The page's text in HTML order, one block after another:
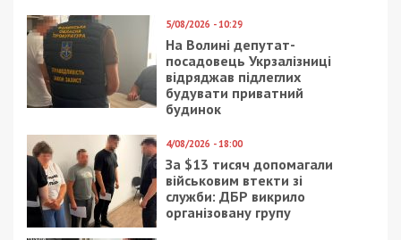
5/08/2026 - 10:29
На Волині депутат-
посадовець Укрзалізниці
відряджав підлеглих
будувати приватний
будинок
4/08/2026 - 18:00
За $13 тисяч допомагали
військовим втекти зі
служби: ДБР викрило
організовану групу